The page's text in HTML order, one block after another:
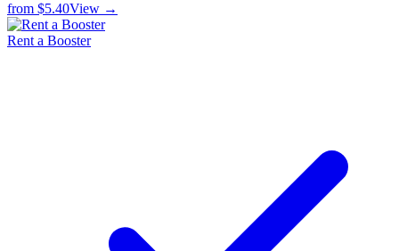
from $5.40View →
Rent a Booster